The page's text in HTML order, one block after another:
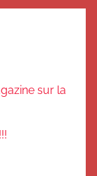
sur la